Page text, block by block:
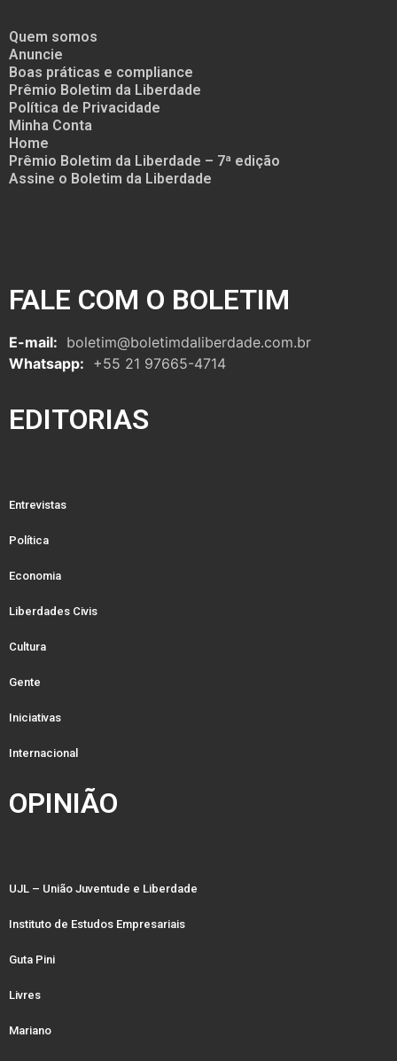
Quem somos
Anuncie
Boas práticas e compliance
Prêmio Boletim da Liberdade
Política de Privacidade
Minha Conta
Home
Prêmio Boletim da Liberdade – 7ª edição
Assine o Boletim da Liberdade
FALE COM O BOLETIM
E-mail: boletim@boletimdaliberdade.com.br
Whatsapp: +55 21 97665-4714
EDITORIAS
Entrevistas
Política
Economia
Liberdades Civis
Cultura
Gente
Iniciativas
Internacional
OPINIÃO
UJL – União Juventude e Liberdade
Instituto de Estudos Empresariais
Guta Pini
Livres
Mariano